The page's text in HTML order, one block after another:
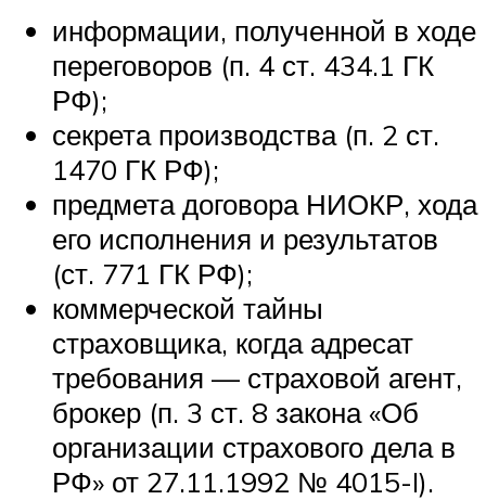
информации, полученной в ходе
переговоров (п. 4 ст. 434.1 ГК
РФ);
секрета производства (п. 2 ст.
1470 ГК РФ);
предмета договора НИОКР, хода
его исполнения и результатов
(ст. 771 ГК РФ);
коммерческой тайны
страховщика, когда адресат
требования — страховой агент,
брокер (п. 3 ст. 8 закона «Об
организации страхового дела в
РФ» от 27.11.1992 № 4015-I).